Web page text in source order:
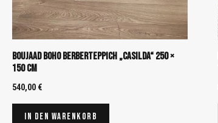
Boujaad Boho Berberteppich „Casilda“ 250 ×
150 cm
540,00 €
In den Warenkorb